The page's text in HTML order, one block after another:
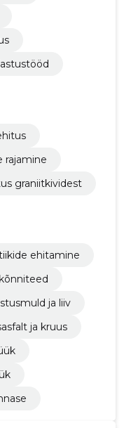
rajamine
graniitkividest
ehitamine
ja liiv
ja kruus